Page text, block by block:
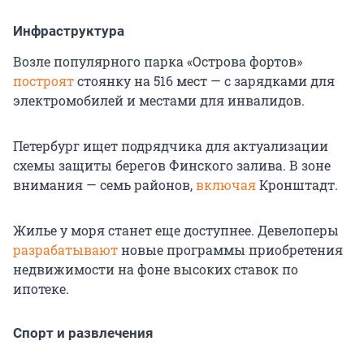
Инфраструктура
Возле популярного парка «Острова фортов»
построятстоянку на 516 мест — с зарядками для
электромобилей и местами для инвалидов.
Петербург ищет подрядчика для актуализации
схемы защиты берегов Финского залива. В зоне
внимания — семь районов,включаяКронштадт.
Жилье у моря станет еще доступнее. Девелоперы
разрабатываютновые программы приобретения
недвижимости на фоне высоких ставок по
ипотеке.
Спорт и развлечения